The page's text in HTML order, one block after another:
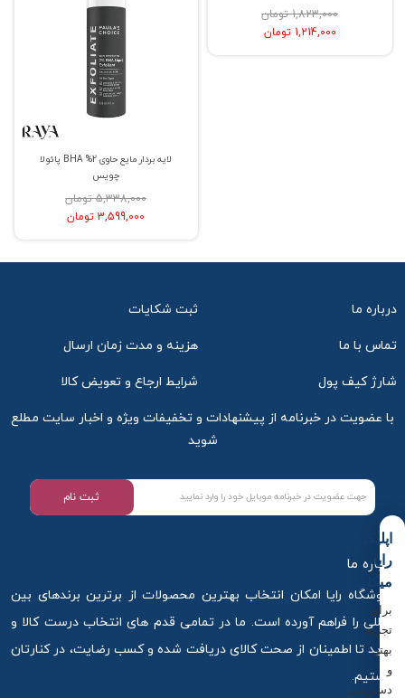
لایه بردار مایع حاوی 2% BHA پائولا
چویس
5,338,000 تومان
3,599,000 تومان
1,823,000 تومان
1,214,000 تومان
درباره ما ثبت شکایات
تماس با ما هزینه و مدت زمان ارسال
شارژ کیف پول شرایط ارجاع و تعویض کالا
با عضویت در خبرنامه از پیشنهادات و تخفیفات ویژه و اخبار سایت مطلع
شوید
ثبت نام
درباره ما
فروشگاه رایا امکان انتخاب بهترین محصولات از برترین برندهای بین
المللی را فراهم آورده است. ما در تمامی قدم های انتخاب درست کالا و
خرید تا اطمینان از صحت کالای دریافت شده و کسب رضایت، در کنارتان
هستیم.
اپلیکیشن
رایا
میکاپ
برای
تجربه
بهتر
و
دسترسی